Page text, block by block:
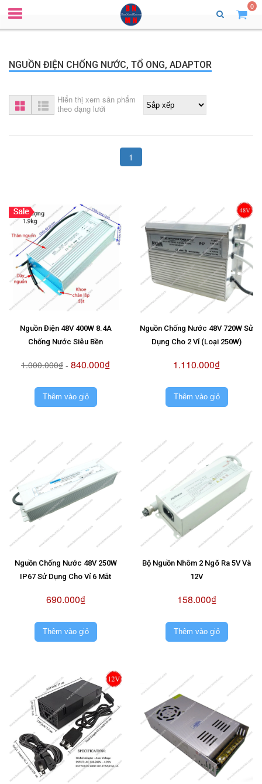
0
NGUỒN ĐIỆN CHỐNG NƯỚC, TỔ ONG, ADAPTOR
Hiển thị xem sản phẩm
theo dạng lưới
1
Nguồn Điện 48V 400W 8.4A
Chống Nước Siêu Bền
1.000.000₫ - 840.000₫
Thêm vào giỏ
Nguồn Chống Nước 48V 720W Sử
Dụng Cho 2 Vỉ (Loại 250W)
1.110.000₫
Thêm vào giỏ
Nguồn Chống Nước 48V 250W
IP67 Sử Dụng Cho Vỉ 6 Mắt
690.000₫
Thêm vào giỏ
Bộ Nguồn Nhôm 2 Ngõ Ra 5V Và
12V
158.000₫
Thêm vào giỏ